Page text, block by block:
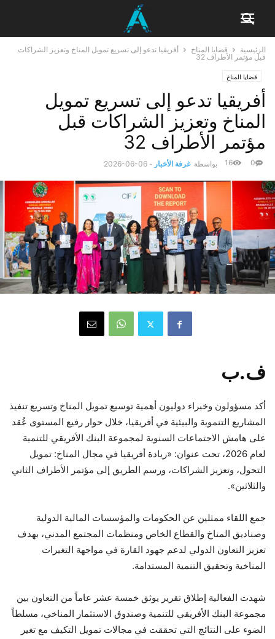
الرئيسية قضايا المناخ
أفريقيا تدعو إلى تسريع تمويل المناخ وتعزيز الشراكات
قبل مؤتمر الأطراف 32
قضايا المناخ
أفريقيا تدعو إلى تسريع تمويل
المناخ وتعزيز الشراكات قبل
مؤتمر الأطراف 32
بواسطة غرفة الأخبار -
2026-06-06 0
16
ف.ب
أكد مسؤولون وخبراء دوليون أهمية توسيع تمويل المناخ وتسريع تنفيذ
المشاريع التنموية والبيئية في أفريقيا، خلال حوار رفيع المستوى عُقد
على هامش الاجتماعات السنوية لمجموعة البنك الأفريقي للتنمية
لعام 2026، تحت عنوان: «ريادة أفريقيا في مجال المناخ: تمويل
التحول، وتعزيز الشراكات، ورسم الطريق إلى مؤتمر الأطراف الثاني
والثلاثين».
جمع اللقاء ممثلين عن الحكومات والمؤسسات المالية الدولية
وصناديق المناخ والقطاع الخاص ومنظمات المجتمع المدني، بهدف
تعزيز التعاون الدولي لدعم جهود القارة في مواجهة التغيرات
المناخية وتحقيق التنمية المستدامة.
شهدت الفعالية إطلاق تقرير يوثق خمسة عشر عاماً من التعاون بين
مجموعة البنك الأفريقي للتنمية وصندوق الاستثمار المناخي، مسلطاً
الضوء على النتائج التي تحققت في مجالات تمويل التكيف مع تغير